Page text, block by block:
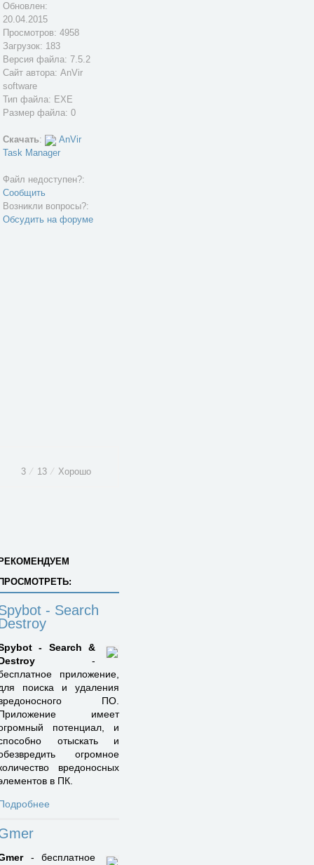
Обновлен:
20.04.2015
Просмотров: 4958
Загрузок: 183
Версия файла: 7.5.2
Сайт автора: AnVir
software
Тип файла: EXE
Размер файла: 0
Скачать:
AnVir
Task Manager
Файл недоступен?:
Сообщить
Возникли вопросы?:
Обсудить на форуме
3 ⁄ 13 ⁄ Хорошо
- Search
- Search &
-
приложение,
поиска и удаления
ПО.
имеет
потенциал, и
отыскать и
огромное
вредоносных
в ПК.
- бесплатное